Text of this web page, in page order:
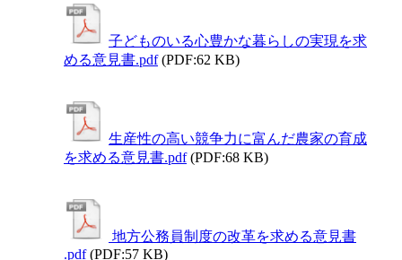
子どものいる心豊かな暮らしの実現を求
める意見書.pdf (PDF:62 KB)
生産性の高い競争力に富んだ農家の育成
を求める意見書.pdf (PDF:68 KB)
地方公務員制度の改革を求める意見書
.pdf (PDF:57 KB)